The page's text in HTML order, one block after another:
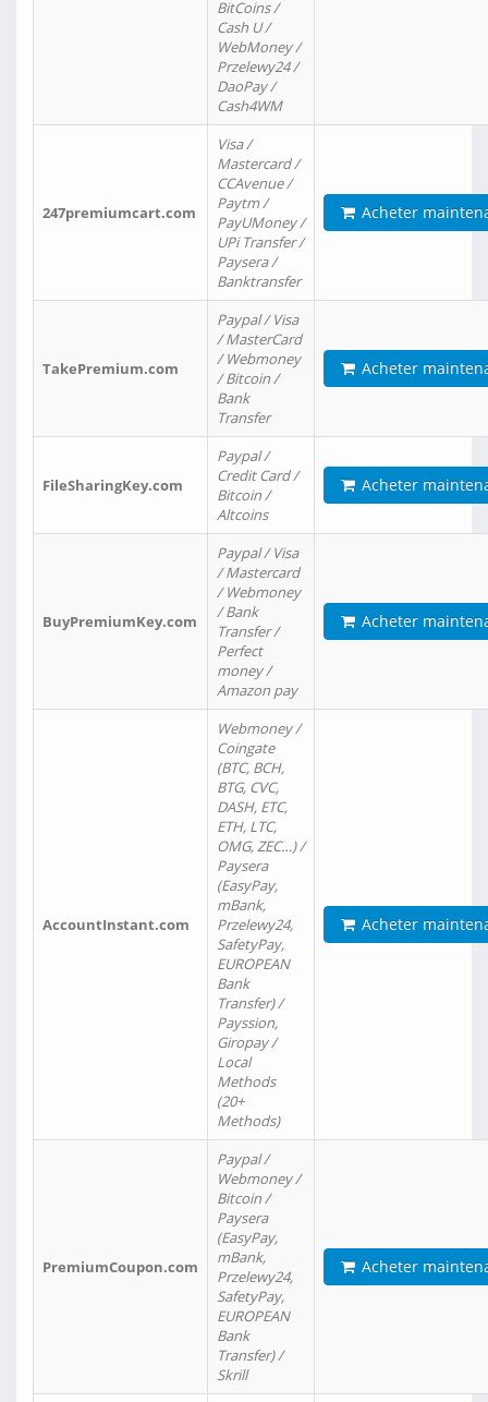
BitCoins /
Cash U /
WebMoney /
Przelewy24 /
DaoPay /
Cash4WM
247premiumcart.com
Visa /
Mastercard /
CCAvenue /
Paytm /
PayUMoney /
UPi Transfer /
Paysera /
Banktransfer
Acheter
TakePremium.com
Paypal / Visa
/ MasterCard
/ Webmoney
/ Bitcoin /
Bank
Transfer
Acheter
FileSharingKey.com
Paypal /
Credit Card /
Bitcoin /
Altcoins
Acheter
BuyPremiumKey.com
Paypal / Visa
/ Mastercard
/ Webmoney
/ Bank
Transfer /
Perfect
money /
Amazon pay
Acheter
AccountInstant.com
Webmoney /
Coingate
(BTC, BCH,
BTG, CVC,
DASH, ETC,
ETH, LTC,
OMG, ZEC…) /
Paysera
(EasyPay,
mBank,
Przelewy24,
SafetyPay,
EUROPEAN
Bank
Transfer) /
Payssion,
Giropay /
Local
Methods
(20+
Methods)
Acheter
PremiumCoupon.com
Paypal /
Webmoney /
Bitcoin /
Paysera
(EasyPay,
mBank,
Przelewy24,
SafetyPay,
EUROPEAN
Bank
Transfer) /
Skrill
Acheter